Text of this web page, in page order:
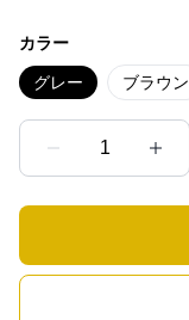
カラー
グレー ブラウン
1